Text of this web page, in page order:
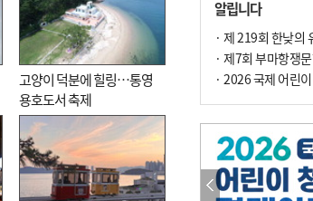
고양이 덕분에 힐링…통영
용호도서 축제
알립니다
· 제 219회 한낮의
· 제7회 부마항쟁
· 2026 국제 어린